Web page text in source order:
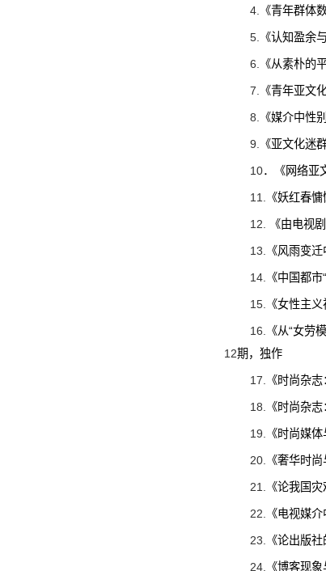
4. 《青年群体
5. 《认知盈余
6. 《从素朴的
7. 《青年亚文
8. 《媒介中性
9. 《亚文化迷
10．《网络亚
11. 《妖红春
12. 《由电视剧
13. 《风雨变
14. 《中国都
15. 《女性主
16. 《从“女劳
12期，独作
17. 《时尚杂
18. 《时尚杂
19. 《时尚媒
20. 《奢华时
21. 《论我国
22. 《电视媒
23. 《论出版
24. 《博客现